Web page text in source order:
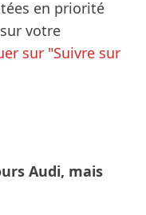
en priorité
votre
sur "Suivre sur
Audi, mais